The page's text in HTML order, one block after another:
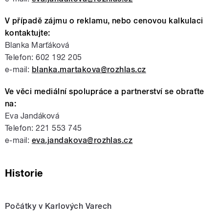
V případě zájmu o reklamu, nebo cenovou kalkulaci
kontaktujte:
Blanka Marťáková
Telefon: 602 192 205
e-mail: blanka.martakova@rozhlas.cz
Ve věci mediální spolupráce a partnerství se obraťte
na:
Eva Jandáková
Telefon: 221 553 745
e-mail: eva.jandakova@rozhlas.cz
Historie
Počátky v Karlových Varech